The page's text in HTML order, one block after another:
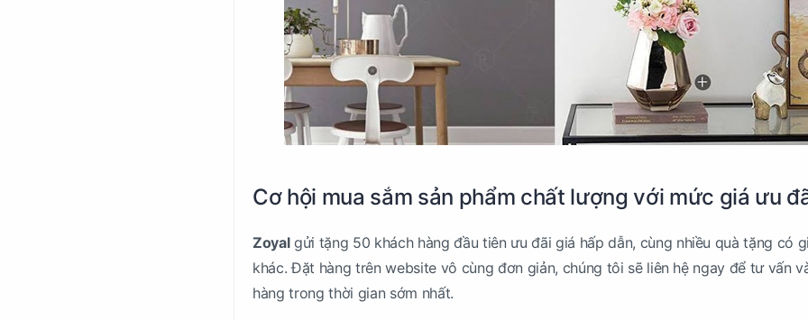
Cơ hội mua sắm sản phẩm chất lượng với mức giá ưu
Zoyalgửi tặng 50 khách hàng đầu tiên ưu đãi giá hấp dẫn, cùng nhiều quà tặng có
khác. Đặt hàng trên website vô cùng đơn giản, chúng tôi sẽ liên hệ ngay để tư vấn
hàng trong thời gian sớm nhất.